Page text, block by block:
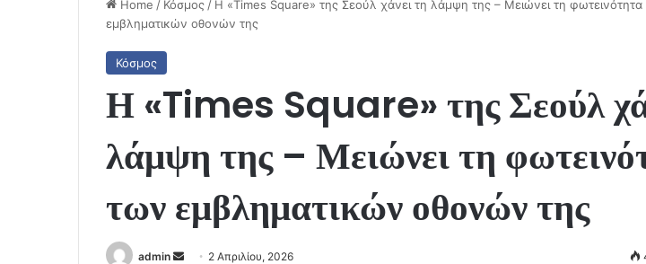
Home / Κόσμος / Η «Times Square» της Σεούλ χάνει τη λάμψη της – Μειώνει τη
εμβληματικών οθονών της
Κόσμος
Η «Times Square» της Σεούλ
λάμψη της – Μειώνει τη
των εμβληματικών οθονών της
admin
Send 2 Απριλίου, 2026